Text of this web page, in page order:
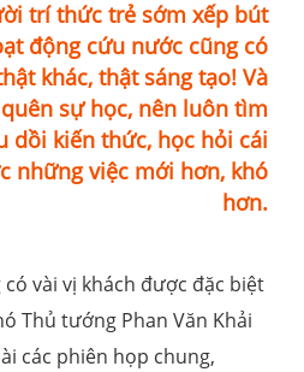
trí thức trẻ sớm xếp bút
động cứu nước cũng có
khác, thật sáng tạo! Và
sự học, nên luôn tìm
dồi kiến thức, học hỏi cái
những việc mới hơn, khó
hơn.
vài vị khách được đặc biệt
Thủ tướng Phan Văn Khải
các phiên họp chung,